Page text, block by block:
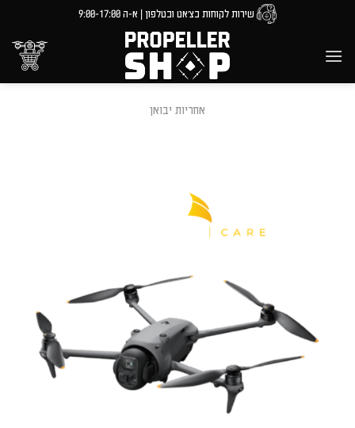
content
שירות לקוחות בצ'אט ובטלפון | א-ה 9:00-17:00
אחריות יבואן